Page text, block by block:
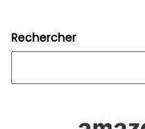
Rechercher